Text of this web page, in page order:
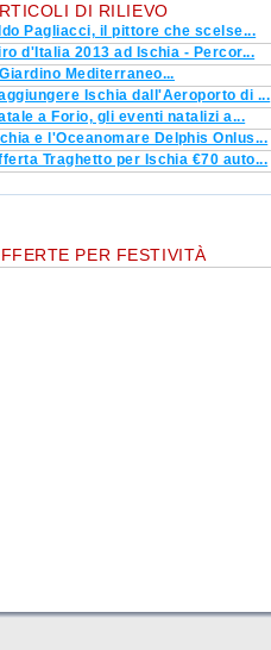
DI RILIEVO
Pagliacci, il pittore che scelse...
d'Italia 2013 ad Ischia - Percor...
Giardino Mediterraneo...
Ischia dall'Aeroporto di ...
a Forio, gli eventi natalizi a...
e l'Oceanomare Delphis Onlus...
Traghetto per Ischia €70 auto...
PER FESTIVITÀ